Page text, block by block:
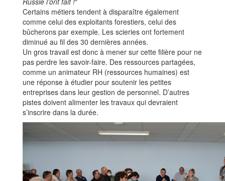
Certains métiers tendent à disparaître également
comme celui des exploitants forestiers, celui des
bûcherons par exemple. Les scieries ont fortement
diminué au fil des 30 dernières années.
Un gros travail est donc à mener sur cette filière pour ne
pas perdre les savoir-faire. Des ressources partagées,
comme un animateur RH (ressources humaines) est
une réponse à étudier pour soutenir les petites
entreprises dans leur gestion de personnel. D’autres
pistes doivent alimenter les travaux qui devraient
s’inscrire dans la durée.